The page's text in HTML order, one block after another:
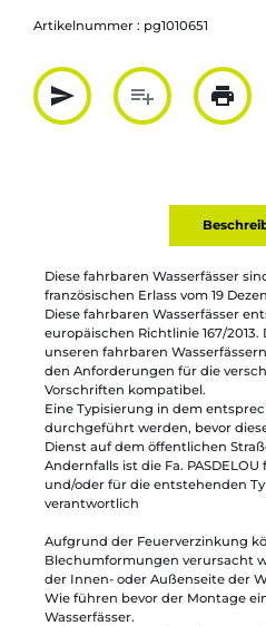
Artikelnummer : pg1010651
send
Partager par
playlist_add
Ajouter à
print
Diese fahrbaren Wasserfässer
französischen Erlass vom 19
Diese fahrbaren Wasserfässer
europäischen Richtlinie 167/
unseren fahrbaren
den Anforderungen für die
Vorschriften kompatibel.
Eine Typisierung in dem
durchgeführt werden, bevor
Dienst auf dem öffentlichen
Andernfalls ist die Fa.
und/oder für die entstehenden
verantwortlich
Aufgrund der Feuerverzinkung
Blechumformungen verursacht
der Innen- oder Außenseite der
Wie führen bevor der Montage
Wasserfässer.